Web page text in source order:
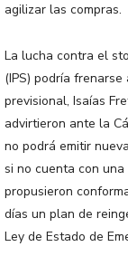
agilizar las compras.
La lucha contra el
(IPS) podría
previsional, Isaías
advirtieron ante la
no podrá emitir
si no cuenta con
propusieron
días un plan de
Ley de Estado de